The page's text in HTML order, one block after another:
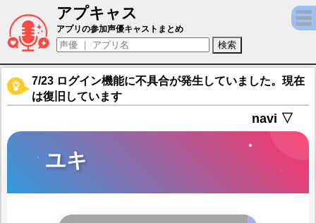
アプキャス
ユキ（声優：矢野亜沙美)【武器よさらば】
アプリの参加声優キャストまとめ
7/23 ログイン機能に不具合が発生していました。現在
は復旧しています
navi ▽
ユキ